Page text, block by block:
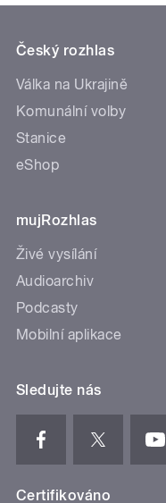
Český rozhlas
Válka na Ukrajině
Komunální volby
Stanice
eShop
mujRozhlas
Živé vysílání
Audioarchiv
Podcasty
Mobilní aplikace
Sledujte nás
Certifikováno